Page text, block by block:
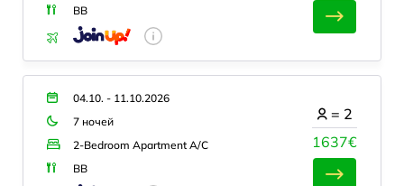
BB
04.10. - 11.10.2026
7 ночей
2-Bedroom Apartment A/C
BB
1637€
= 2